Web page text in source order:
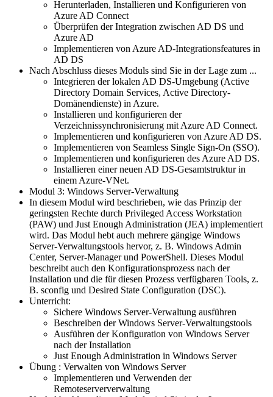
Herunterladen, Installieren und Konfigurieren von
Azure AD Connect
Überprüfen der Integration zwischen AD DS und
Azure AD
Implementieren von Azure AD-Integrationsfeatures in
AD DS
Nach Abschluss dieses Moduls sind Sie in der Lage zum ...
Integrieren der lokalen AD DS-Umgebung (Active
Directory Domain Services, Active Directory-
Domänendienste) in Azure.
Installieren und konfigurieren der
Verzeichnissynchronisierung mit Azure AD Connect.
Implementieren und konfigurieren von Azure AD DS.
Implementieren von Seamless Single Sign-On (SSO).
Implementieren und konfigurieren des Azure AD DS.
Installieren einer neuen AD DS-Gesamtstruktur in
einem Azure-VNet.
Modul 3: Windows Server-Verwaltung
In diesem Modul wird beschrieben, wie das Prinzip der
geringsten Rechte durch Privileged Access Workstation
(PAW) und Just Enough Administration (JEA) implementiert
wird. Das Modul hebt auch mehrere gängige Windows
Server-Verwaltungstools hervor, z. B. Windows Admin
Center, Server-Manager und PowerShell. Dieses Modul
beschreibt auch den Konfigurationsprozess nach der
Installation und die für diesen Prozess verfügbaren Tools, z.
B. sconfig und Desired State Configuration (DSC).
Unterricht:
Sichere Windows Server-Verwaltung ausführen
Beschreiben der Windows Server-Verwaltungstools
Ausführen der Konfiguration von Windows Server
nach der Installation
Just Enough Administration in Windows Server
Übung : Verwalten von Windows Server
Implementieren und Verwenden der
Remoteserververwaltung